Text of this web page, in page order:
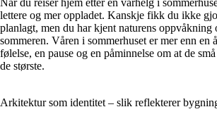
lettere og mer oppladet. Kanskje fikk du ikke
planlagt, men du har kjent naturens oppvåkning
sommeren. Våren i sommerhuset er mer enn en
følelse, en pause og en påminnelse om at de
de største.
Arkitektur som identitet – slik reflekterer